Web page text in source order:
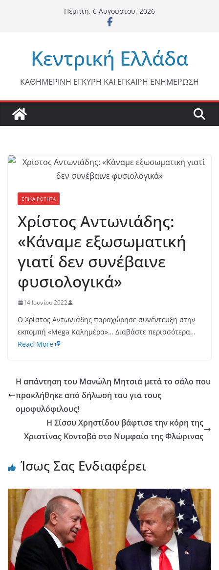
Πέμπτη, 6 Αυγούστου, 2026
Κεντρική Ελλάδα
ΚΑΘΗΜΕΡΙΝΗ ΕΓΚΥΡΗ ΚΑΙ ΕΓΚΑΙΡΗ ΕΝΗΜΕΡΩΣΗ
ΕΠΙΚΑΙΡΟΤΗΤΑ
Χρίστος Αντωνιάδης:
«Κάναμε εξωσωματική
γιατί δεν συνέβαινε
φυσιολογικά»
14 Ιουνίου 2022
Ο Χρίστος Αντωνιάδης παραχώρησε συνέντευξη στην
εκπομπή «Mega Καλημέρα»… Διαβάστε περισσότερα…
Read More
Η απάντηση του Μανώλη Μητσιά μετά το σάλο που
προκλήθηκε από δήλωσή του για τους
ομοφυλόφιλους!
Η Σίσσυ Χρηστίδου βάφτισε την κόρη της
Χριστίνας Κοντοβά στο Νυμφαίο της Φλώρινας
Ίσως Σας Ενδιαφέρει